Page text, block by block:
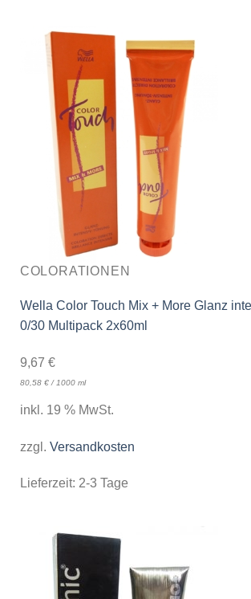
COLORATIONEN
Wella Color Touch Mix + More Glanz
0/30 Multipack 2x60ml
9,67 €
80,58 €/ 1000 ml
inkl. 19 % MwSt.
zzgl. Versandkosten
Lieferzeit: 2-3 Tage